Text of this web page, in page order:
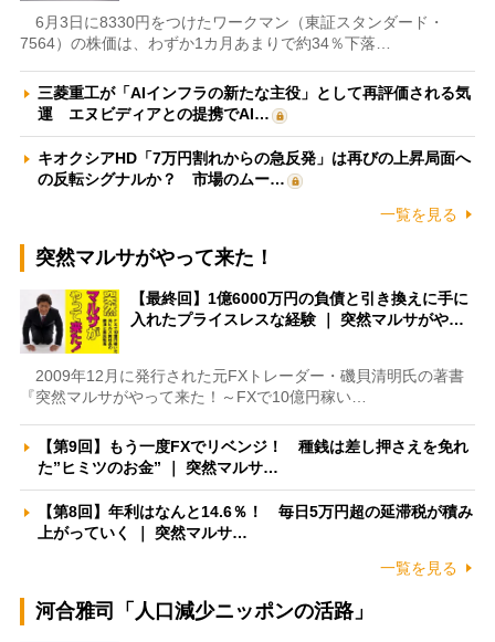
6月3日に8330円をつけたワークマン（東証スタンダード・
7564）の株価は、わずか1カ月あまりで約34％下落…
三菱重工が「AIインフラの新たな主役」として再評価される気
運 エヌビディアとの提携でAI…
キオクシアHD「7万円割れからの急反発」は再びの上昇局面へ
の反転シグナルか？ 市場のムー…
一覧を見る
突然マルサがやって来た！
【最終回】1億6000万円の負債と引き換えに手に
入れたプライスレスな経験 ｜ 突然マルサがや…
2009年12月に発行された元FXトレーダー・磯貝清明氏の著書
『突然マルサがやって来た！～FXで10億円稼い…
【第9回】もう一度FXでリベンジ！ 種銭は差し押さえを免れ
た”ヒミツのお金” ｜ 突然マルサ…
【第8回】年利はなんと14.6％！ 毎日5万円超の延滞税が積み
上がっていく ｜ 突然マルサ…
一覧を見る
河合雅司「人口減少ニッポンの活路」